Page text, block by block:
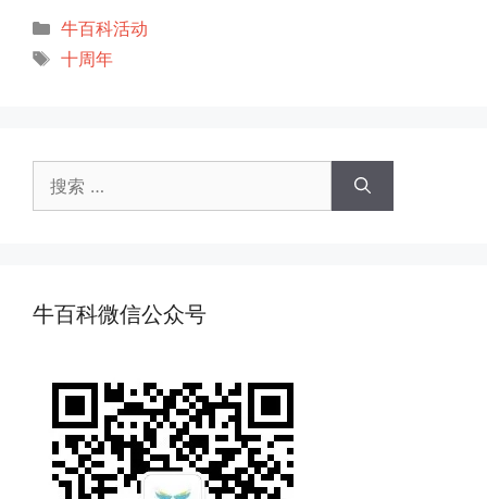
分
类
牛百科活动
标
十周年
索：
牛百科微信公众号